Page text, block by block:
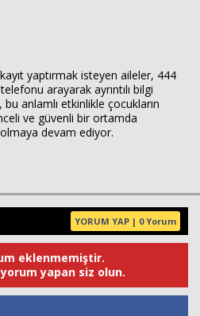
yaptırmak isteyen aileler, 444
arayarak ayrıntılı bilgi
anlamlı etkinlikle çocukların
ve güvenli bir ortamda
devam ediyor.
YORUM YAP | 0 Yorum
eklenmemiştir.
yapan siz olun.